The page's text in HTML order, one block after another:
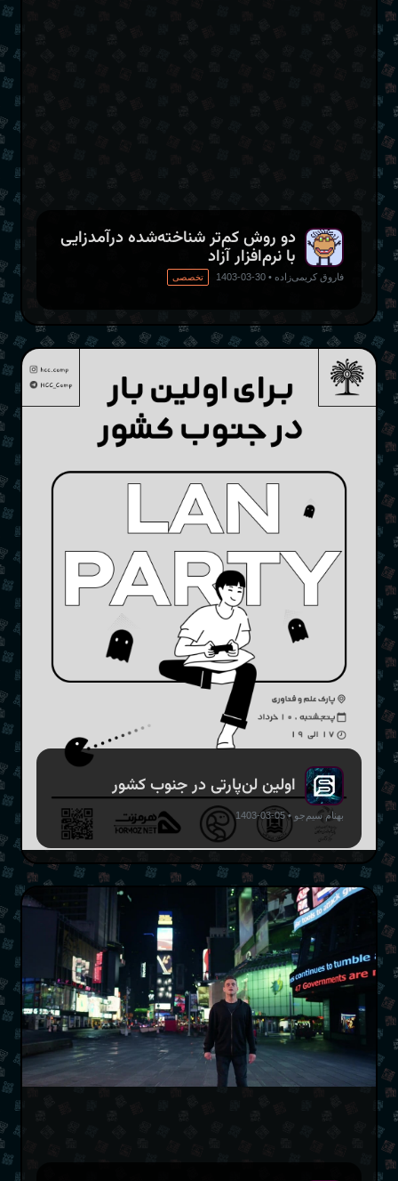
دو روش کم‌تر شناخته‌شده درآمدزایی
با نرم‌افزار آزاد
فاروق کریمی‌زاده •
30-03-1403 تخصصی
اولین لن‌پارتی در جنوب کشور
بهنام سیم‌جو •
05-03-1403